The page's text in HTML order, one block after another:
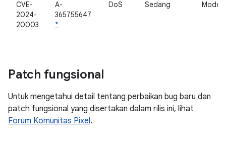
CVE-
2024-
20003
A-
365755647
*
DoS Sedang
Patch fungsional
Untuk mengetahui detail tentang perbaikan bug baru dan
patch fungsional yang disertakan dalam rilis ini, lihat
Forum Komunitas Pixel.